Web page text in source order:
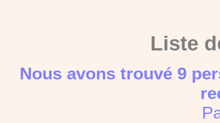
Liste
Nous avons trouvé 9